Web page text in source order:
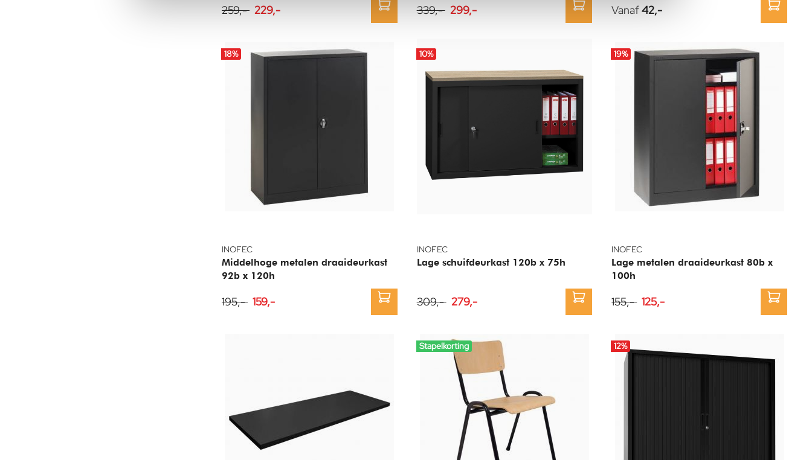
259,- 229,- 339,- 299,- Vanaf42,-
18%
INOFEC
Middelhoge metalen draaideurkast
92b x 120h
195,- 159,-
10%
INOFEC
Lage schuifdeurkast 120b x 75h
309,- 279,-
19%
INOFEC
Lage metalen draaideurkast 80b x
100h
155,- 125,-
Stapelkorting 12%